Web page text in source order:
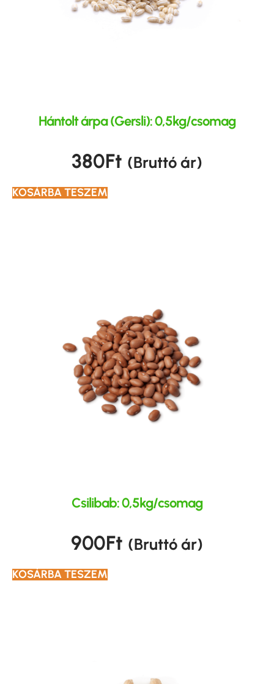
Hántolt árpa (Gersli): 0,5kg/csomag
380Ft (Bruttó ár)
KOSÁRBA TESZEM
Csilibab: 0,5kg/csomag
900Ft (Bruttó ár)
KOSÁRBA TESZEM